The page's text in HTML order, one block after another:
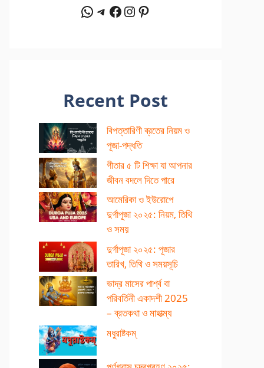
WhatsApp
Telegram
Facebook
Instagram
Pinterest
Recent Post
বিপত্তারিণী ব্রতের নিয়ম ও
পূজা-পদ্ধতি
গীতার ৫ টি শিক্ষা যা আপনার
জীবন বদলে দিতে পারে
আমেরিকা ও ইউরোপে
দুর্গাপূজা ২০২৫: নিয়ম, তিথি
ও সময়
দুর্গাপূজা ২০২৫: পূজার
তারিখ, তিথি ও সময়সূচি
ভাদ্র মাসের পার্শ্ব বা
পরিবর্তিনী একাদশী 2025
– ব্রতকথা ও মাহাত্ম্য
মধুরাষ্টকম্